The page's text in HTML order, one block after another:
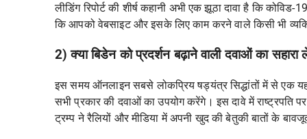
लीडिंग रिपोर्ट की शीर्ष कहानी अभी एक झूठा दावा है कि
कि आपको वेबसाइट और इसके लिए काम करने वाले किसी भी
2) क्या बिडेन को प्रदर्शन बढ़ाने वाली दवाओं का सहारा
इस समय ऑनलाइन सबसे लोकप्रिय षड्यंत्र सिद्धांतों में से एक
सभी प्रकार की दवाओं का उपयोग करेंगे। इस दावे में राष्ट्रपति
ट्रम्प ने रैलियों और मीडिया में अपनी खुद कीबेतुकी बातों के